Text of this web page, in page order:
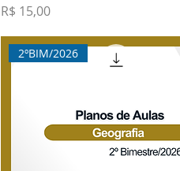
Preço
R$ 15,00
2ºBIM/2026